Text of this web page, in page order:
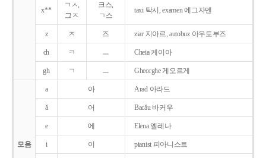
x**
ㄱㅅ,
그ㅈ
크스,
ㄱ스
taxi 탁시, examen 에그자멘
z ㅈ 즈 ziar 지아르, autobuz 아우토부즈
ch ㅋ ㅡ Cheia 케이아
gh ㄱ ㅡ Gheorghe 게오르게
모음
a 아 Arad 아라드
ǎ 어 Bacǎu 바커우
e 에 Elena 엘레나
i 이 pianist 피아니스트